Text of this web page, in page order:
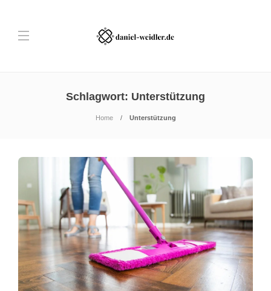
Schlagwort: Unterstützung
Home Unterstützung